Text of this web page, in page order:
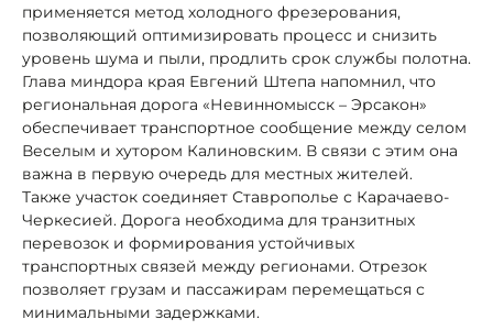
применяется метод холодного фрезерования,
позволяющий оптимизировать процесс и снизить
уровень шума и пыли, продлить срок службы полотна.
Глава миндора края Евгений Штепа напомнил, что
региональная дорога «Невинномысск – Эрсакон»
обеспечивает транспортное сообщение между селом
Веселым и хутором Калиновским. В связи с этим она
важна в первую очередь для местных жителей.
Также участок соединяет Ставрополье с Карачаево-
Черкесией. Дорога необходима для транзитных
перевозок и формирования устойчивых
транспортных связей между регионами. Отрезок
позволяет грузам и пассажирам перемещаться с
минимальными задержками.